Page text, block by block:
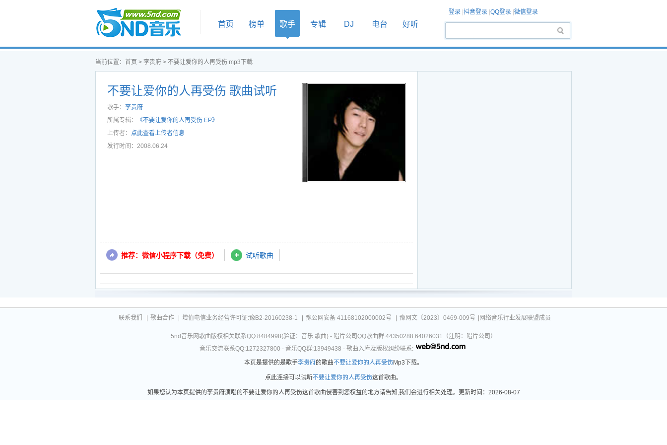
首页
首页 榜单 歌手 专辑 DJ 电台 好听
登录 抖音登录 QQ登录 微信登录
当前位置： 首页 > 李贵府 > 不要让爱你的人再受伤 mp3下载
不要让爱你的人再受伤 歌曲试听
歌手： 李贵府
所属专辑：
《不要让爱你的人再受伤 EP》
上传者： 点此查看上传者信息
发行时间：2008.06.24
推荐：微信小程序下载（免费） 试听歌曲
联系我们 歌曲合作 增值电信业务经营许可证:豫B2-20160238-1 豫公网安备 41168102000002号 豫网文〔2023〕0469-009号 |网络音乐行业发展联盟成员
5nd音乐网歌曲版权相关联系QQ:8484998(验证：音乐 歌曲) - 唱片公司QQ歌曲群:44350288 64026031（注明：唱片公司）
音乐交流联系QQ:1272327800 - 音乐QQ群:13949438 - 歌曲入库及版权纠纷联系:
本页是提供的是歌手李贵府的歌曲不要让爱你的人再受伤Mp3下载。
点此连接可以试听不要让爱你的人再受伤这首歌曲。
如果您认为本页提供的李贵府演唱的不要让爱你的人再受伤这首歌曲侵害到您权益的地方请告知,我们会进行相关处理。更新时间：2026-08-07